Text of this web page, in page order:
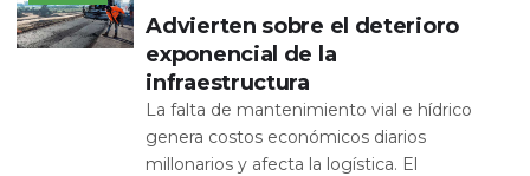
Advierten sobre el deterioro
exponencial de la
infraestructura
La falta de mantenimiento vial e hídrico
genera costos económicos diarios
millonarios y afecta la logística. El